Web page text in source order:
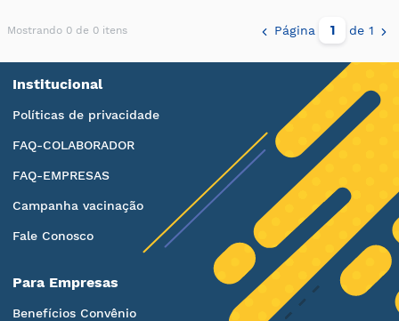
Mostrando 0 de 0 itens Página de 1
Institucional
Políticas de privacidade
FAQ-COLABORADOR
FAQ-EMPRESAS
Campanha vacinação
Fale Conosco
Para Empresas
Benefícios Convênio